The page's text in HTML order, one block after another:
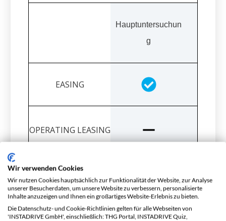
Hauptuntersuchun
g
Wir verwenden Cookies
Wir nutzen Cookies hauptsächlich zur Funktionalität der Website, zur Analyse
unserer Besucherdaten, um unsere Website zu verbessern, personalisierte
Inhalte anzuzeigen und Ihnen ein großartiges Website-Erlebnis zu bieten.
Die Datenschutz- und Cookie-Richtlinien gelten für alle Webseiten von
'INSTADRIVE GmbH', einschließlich: THG Portal, INSTADRIVE Quiz,